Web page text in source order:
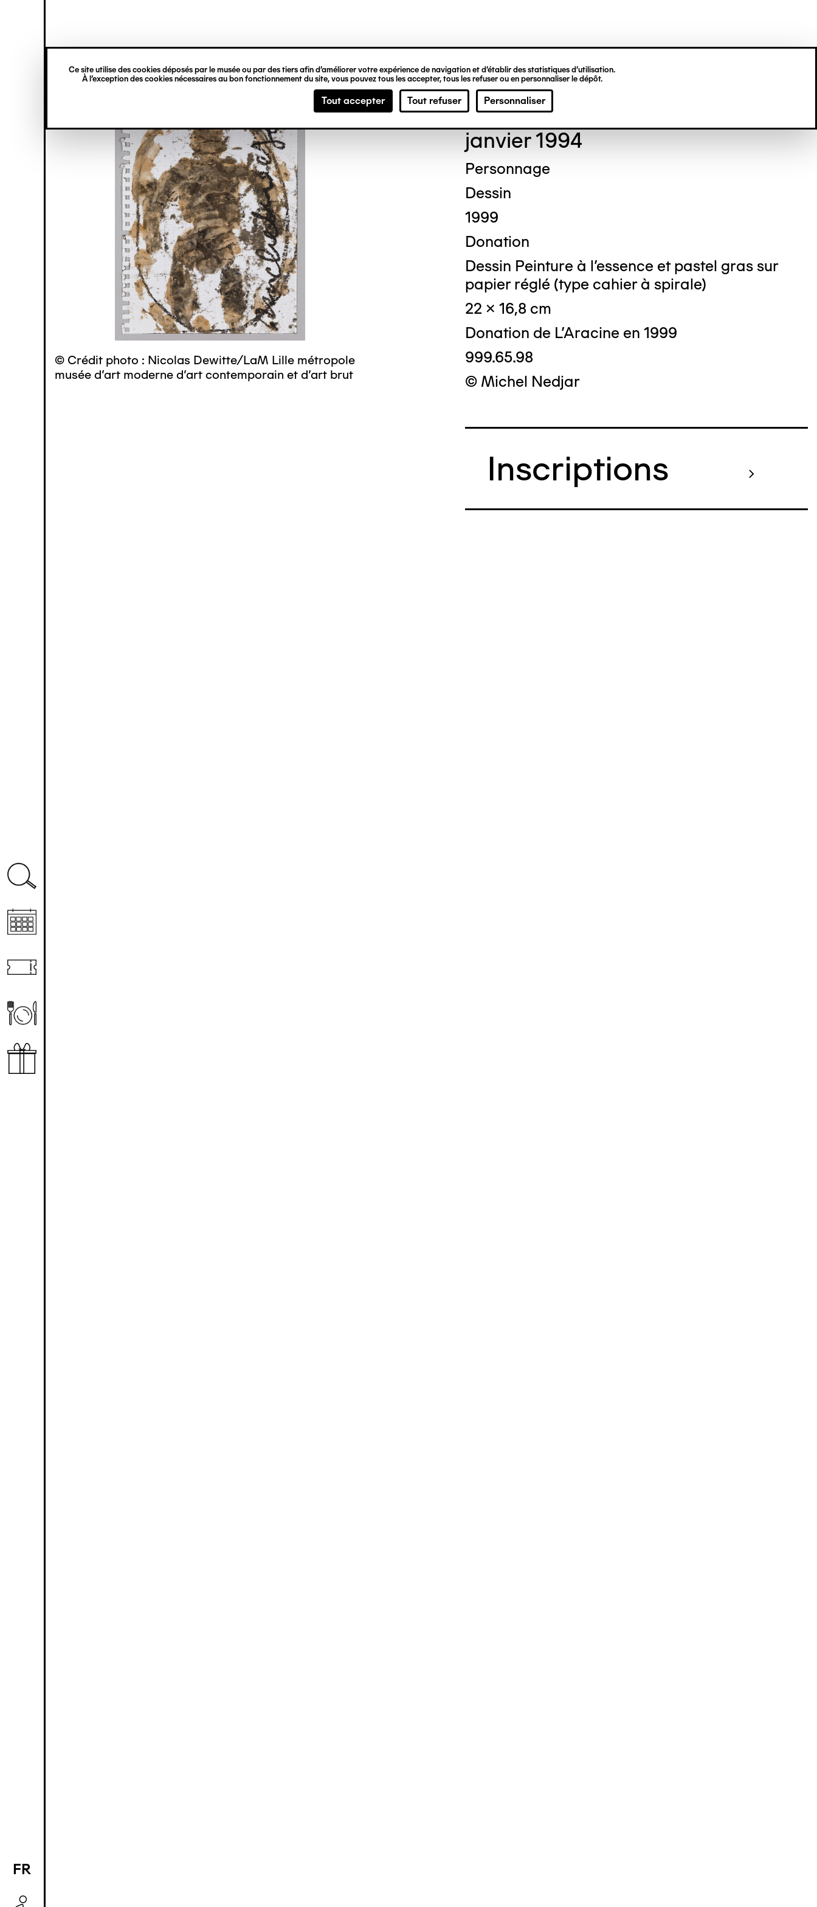
Ce site utilise des cookies déposés par le musée ou par des tiers afin d’améliorer votre expérience de navigation et d’établir des statistiques d’utilisation.
À l’exception des cookies nécessaires au bon fonctionnement du site, vous pouvez tous les accepter, tous les refuser ou en personnaliser le dépôt.
Tout accepter Tout refuser Personnaliser
principal
verticale
FR
EN
© Crédit photo : Nicolas Dewitte/LaM Lille métropole
musée d’art moderne d’art contemporain et d’art brut
Michel NEDJAR
janvier 1994
Personnage
Dessin
1999
Donation
Dessin Peinture à l'essence et pastel gras sur
papier réglé (type cahier à spirale)
22 x 16,8 cm
Donation de L'Aracine en 1999
999.65.98
© Michel Nedjar
Inscriptions